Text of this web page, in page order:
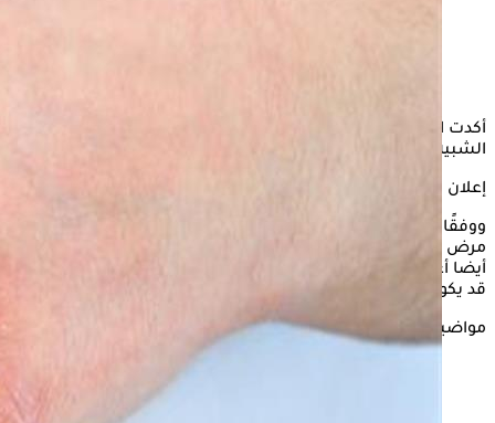
أكدت الدكتورة سونا إيساكوفا، أخصائية الأورام، أن الطفح الجلدي
الشبيه بالهربس قد يشير إلى مرض في الأمعاء الدقيقة.
إعلان
ووفقًا لموقع "روسيا اليوم"، فإن
مرض جلدي التهابي، لا علاقة له بفيروس الهربس، مع أنه يسبب
أيضا أعراض الهربس وظهور فقاعات صغيرة على الجلد وحكة، بل
قد يكون من الأعراض غير النمطية لأمراض الأمعاء الدقيقة.
مواضيع ذات صلة